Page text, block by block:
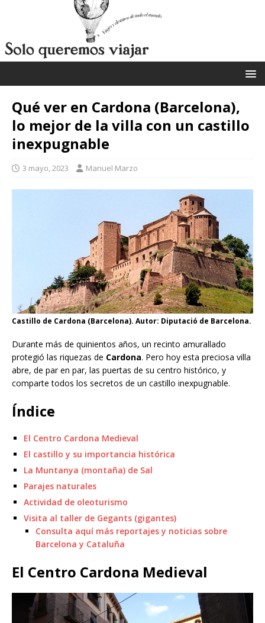
Qué ver en Cardona (Barcelona),
lo mejor de la villa con un castillo
inexpugnable
3 mayo, 2023 Manuel Marzo
Castillo de Cardona (Barcelona). Autor: Diputació de Barcelona.
Durante más de quinientos años, un recinto amurallado
protegió las riquezas de Cardona. Pero hoy esta preciosa villa
abre, de par en par, las puertas de su centro histórico, y
comparte todos los secretos de un castillo inexpugnable.
Índice
El Centro Cardona Medieval
El castillo y su importancia histórica
La Muntanya (montaña) de Sal
Parajes naturales
Actividad de oleoturismo
Visita al taller de Gegants (gigantes)
Consulta aquí más reportajes y noticias sobre
Barcelona y Cataluña
El Centro Cardona Medieval